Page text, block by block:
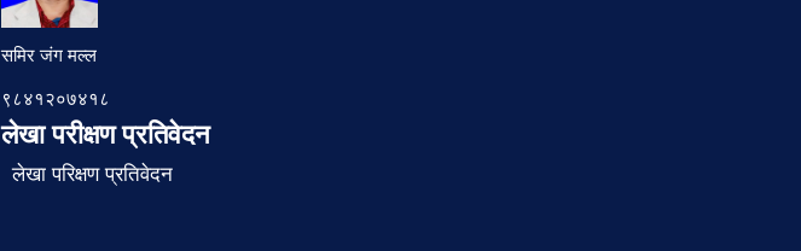
समिर जंग मल्ल
९८४१२०७४१८
लेखा परीक्षण प्रतिवेदन
लेखा परिक्षण प्रतिवेदन